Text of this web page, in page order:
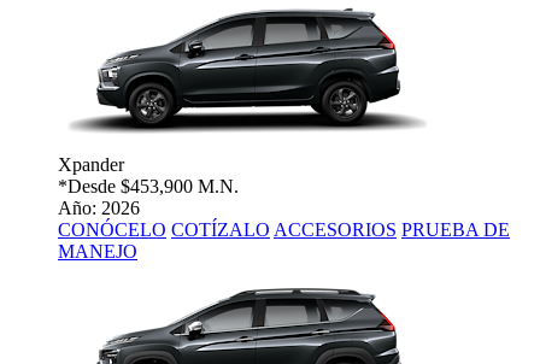
Xpander
*Desde $453,900 M.N.
Año: 2026
CONÓCELO COTÍZALO ACCESORIOS PRUEBA DE
MANEJO